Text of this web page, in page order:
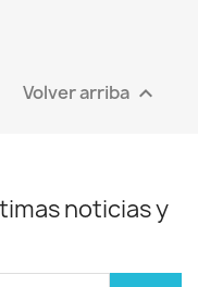
Volver arriba 
noticias y